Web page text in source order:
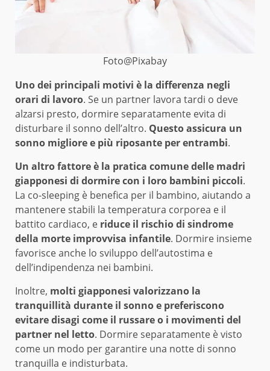
Foto@Pixabay
Uno dei principali motivi è la differenza negli
orari di lavoro. Se un partner lavora tardi o deve
alzarsi presto, dormire separatamente evita di
disturbare il sonno dell’altro. Questo assicura un
sonno migliore e più riposante per entrambi.
Un altro fattore è la pratica comune delle madri
giapponesi di dormire con i loro bambini piccoli.
La co-sleeping è benefica per il bambino, aiutando a
mantenere stabili la temperatura corporea e il
battito cardiaco, e riduce il rischio di sindrome
della morte improvvisa infantile. Dormire insieme
favorisce anche lo sviluppo dell’autostima e
dell’indipendenza nei bambini.
Inoltre, molti giapponesi valorizzano la
tranquillità durante il sonno e preferiscono
evitare disagi come il russare o i movimenti del
partner nel letto. Dormire separatamente è visto
come un modo per garantire una notte di sonno
tranquilla e indisturbata.